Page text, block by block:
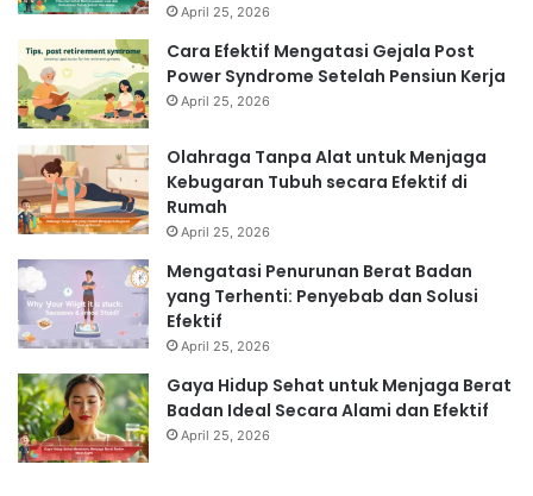
April 25, 2026
Cara Efektif Mengatasi Gejala Post
Power Syndrome Setelah Pensiun Kerja
April 25, 2026
Olahraga Tanpa Alat untuk Menjaga
Kebugaran Tubuh secara Efektif di
Rumah
April 25, 2026
Mengatasi Penurunan Berat Badan
yang Terhenti: Penyebab dan Solusi
Efektif
April 25, 2026
Gaya Hidup Sehat untuk Menjaga Berat
Badan Ideal Secara Alami dan Efektif
April 25, 2026